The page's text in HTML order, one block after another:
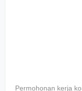
Permohonan kerja